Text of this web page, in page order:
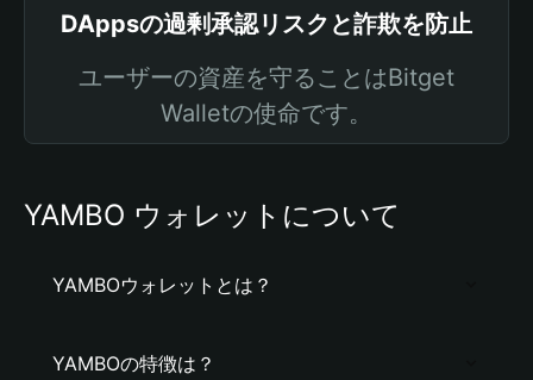
DAppsの過剰承認リスクと詐欺を防止
ユーザーの資産を守ることはBitget
Walletの使命です。
YAMBO ウォレットについて
YAMBOウォレットとは？
YAMBOの特徴は？